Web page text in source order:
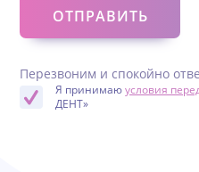
Перезвоним и спокойно
Я принимаюусловия
ДЕНТ»